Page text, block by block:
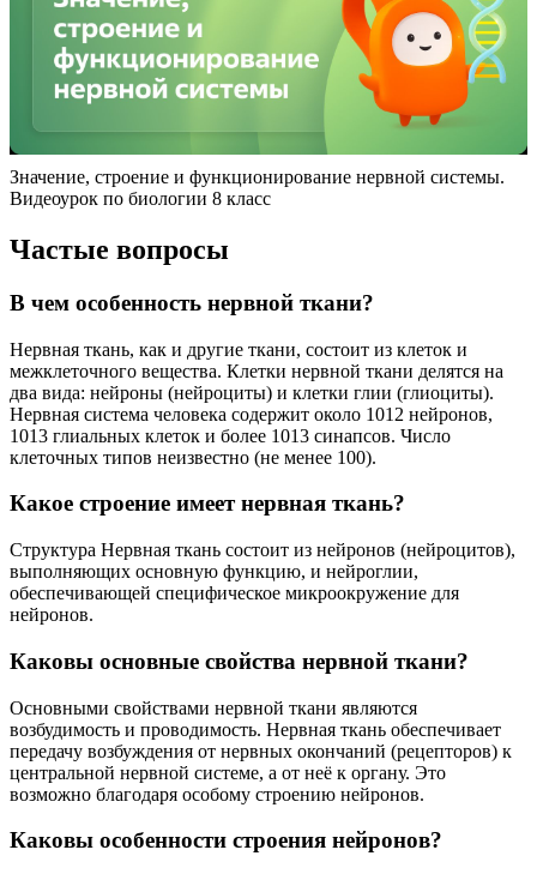
Значение, строение и функционирование нервной системы.
Видеоурок по биологии 8 класс
Частые вопросы
В чем особенность нервной ткани?
Нервная ткань, как и другие ткани, состоит из клеток и
межклеточного вещества. Клетки нервной ткани делятся на
два вида: нейроны (нейроциты) и клетки глии (глиоциты).
Нервная система человека содержит около 1012 нейронов,
1013 глиальных клеток и более 1013 синапсов. Число
клеточных типов неизвестно (не менее 100).
Какое строение имеет нервная ткань?
Структура Нервная ткань состоит из нейронов (нейроцитов),
выполняющих основную функцию, и нейроглии,
обеспечивающей специфическое микроокружение для
нейронов.
Каковы основные свойства нервной ткани?
Основными свойствами нервной ткани являются
возбудимость и проводимость. Нервная ткань обеспечивает
передачу возбуждения от нервных окончаний (рецепторов) к
центральной нервной системе, а от неё к органу. Это
возможно благодаря особому строению нейронов.
Каковы особенности строения нейронов?